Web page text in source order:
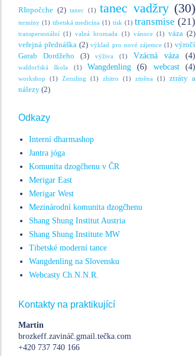
RInpočche (2) tanec (1) tanec vadžry (30)
termíny (1) tibetská medicína (1) tisk (1) transmise (21)
transpersonální (1) valná hromada (1) vánoce (1) váza (2)
veřejná přednáška (2) výklad pro nové zájemce (1) výročí
Garab Dordžeho
(3) výživa (1) Vzácná váza (4)
waldorfská škola (1) Wangdenling (6) webcast (4)
workshop (1) Zezuling (1) zhitro (1) změna (1) ztráty a
nálezy (2)
Odkazy
Interní dharmashop
Jantra jóga
Komunita dzogčhenu v ČR
Merigar East
Merigar West
Mezinárodní komunita dzogčhenu
Shang Shung Institut Austria
Shang Shung Institute MW
Tibetské moderní tance
Wangdenling na Slovensku
Webcasty Ch.N.N.R.
Kontakty na praktikující
Martin
brozkeff.zavináč.gmail.tečka.com
+420 737 740 166